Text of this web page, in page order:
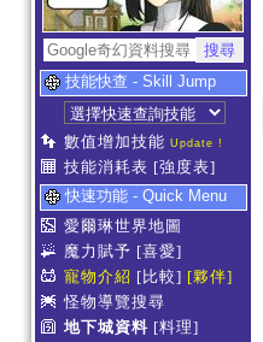
技能快查 - Skill Jump
數值增加技能 Update !
技能消耗表 [強度表]
快速功能 - Quick Menu
愛爾琳世界地圖
魔力賦予 [喜愛]
寵物介紹 [比較] [夥伴]
怪物導覽搜尋
地下城資料 [料理]